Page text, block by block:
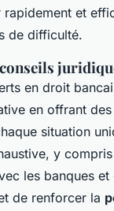
rapidement et
de difficulté.
en droit
en offrant
situation
y
les banques et
de renforcer la